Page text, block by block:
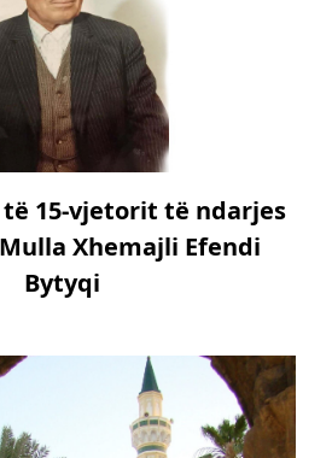
15-vjetorit të ndarjes
Xhemajli Efendi
Bytyqi